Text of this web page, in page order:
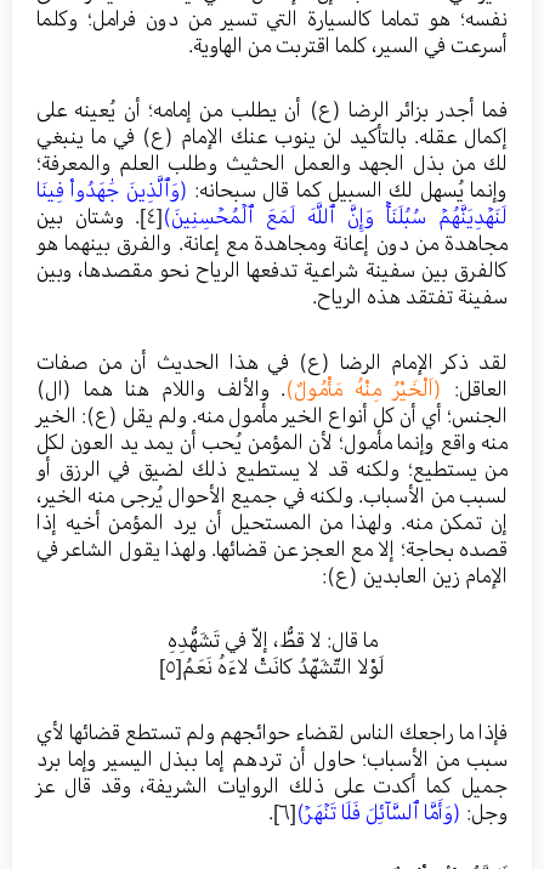
نفسه؛ هو تماما كالسيارة التي تسير من دون فرامل؛ وكلما
أسرعت في السير، كلما اقتربت من الهاوية.
فما أجدر بزائر الرضا (ع) أن يطلب من إمامه؛ أن يُعينه على
إكمال عقله. بالتأكيد لن ينوب عنك الإمام (ع) في ما ينبغي
لك من بذل الجهد والعمل الحثيث وطلب العلم والمعرفة؛
وإنما يُسهل لك السبيل كما قال سبحانه: (وَٱلَّذِينَ جَٰهَدُواْ فِينَا
لَنَهۡدِيَنَّهُمۡ سُبُلَنَاۚ وَإِنَّ ٱللَّهَ لَمَعَ ٱلۡمُحۡسِنِينَ)[٤]
. وشتان بين
مجاهدة من دون إعانة ومجاهدة مع إعانة. والفرق بينهما هو
كالفرق بين سفينة شراعية تدفعها الرياح نحو مقصدها، وبين
سفينة تفتقد هذه الرياح.
لقد ذكر الإمام الرضا (ع) في هذا الحديث أن من صفات
العاقل: (اَلْخَيْرُ مِنْهُ مَأْمُولٌ). والألف واللام هنا هما (ال)
الجنس؛ أي أن كل أنواع الخير مأمول منه. ولم يقل (ع): الخير
منه واقع وإنما مأمول؛ لأن المؤمن يُحب أن يمد يد العون لكل
من يستطيع؛ ولكنه قد لا يستطيع ذلك لضيق في الرزق أو
لسبب من الأسباب. ولكنه في جميع الأحوال يُرجى منه الخير،
إن تمكن منه. ولهذا من المستحيل أن يرد المؤمن أخيه إذا
قصده بحاجة؛ إلا مع العجز عن قضائها. ولهذا يقول الشاعر في
الإمام زين العابدين (ع):
ما قال: لا قطُّ، إلاّ في تَشَهُّدِهِ
لَوْلا التّشَهّدُ كانَتْ لاءَهُ نَعَمُ[٥]
فإذا ما راجعك الناس لقضاء حوائجهم ولم تستطع قضائها لأي
سبب من الأسباب؛ حاول أن تردهم إما ببذل اليسير وإما برد
جميل كما أكدت على ذلك الروايات الشريفة، وقد قال عز
وجل: (وَأَمَّا ٱلسَّآئِلَ فَلَا تَنۡهَرۡ)[٦] .